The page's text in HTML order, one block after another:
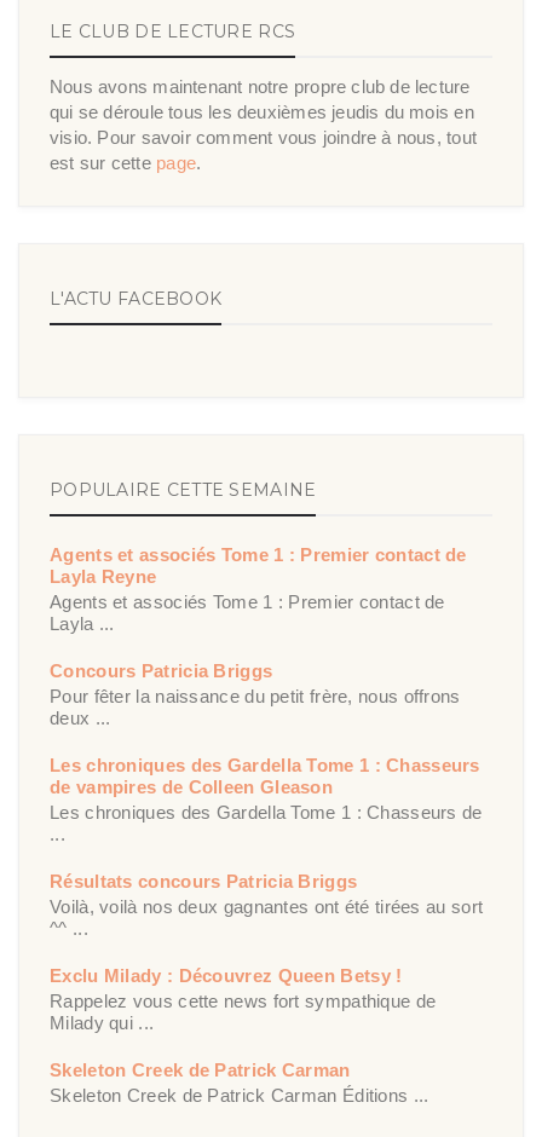
LE CLUB DE LECTURE RCS
Nous avons maintenant notre propre club de lecture
qui se déroule tous les deuxièmes jeudis du mois en
visio. Pour savoir comment vous joindre à nous, tout
est sur cette page.
L'ACTU FACEBOOK
POPULAIRE CETTE SEMAINE
Agents et associés Tome 1 : Premier contact de
Layla Reyne
Agents et associés Tome 1 : Premier contact de
Layla ...
Concours Patricia Briggs
Pour fêter la naissance du petit frère, nous offrons
deux ...
Les chroniques des Gardella Tome 1 : Chasseurs
de vampires de Colleen Gleason
Les chroniques des Gardella Tome 1 : Chasseurs de
...
Résultats concours Patricia Briggs
Voilà, voilà nos deux gagnantes ont été tirées au sort
^^ ...
Exclu Milady : Découvrez Queen Betsy !
Rappelez vous cette news fort sympathique de
Milady qui ...
Skeleton Creek de Patrick Carman
Skeleton Creek de Patrick Carman Éditions ...